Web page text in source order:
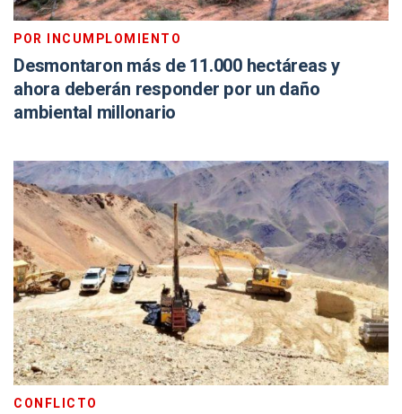
POR INCUMPLOMIENTO
Desmontaron más de 11.000 hectáreas y
ahora deberán responder por un daño
ambiental millonario
CONFLICTO